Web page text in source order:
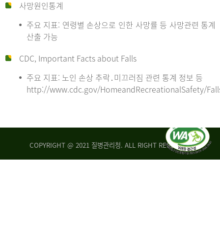
사망원인통계
주요 지표: 연령별 손상으로 인한 사망률 등 사망관련 통계
산출 가능
CDC, Important Facts about Falls
주요 지표: 노인 손상 추락․미끄러짐 관련 통계 정보 등
http://www.cdc.gov/HomeandRecreationalSafety/
COPYRIGHT @ 2021 질병관리청. ALL RIGHT RESERVED